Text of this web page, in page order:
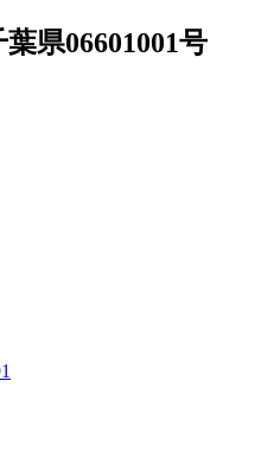
県06601001号